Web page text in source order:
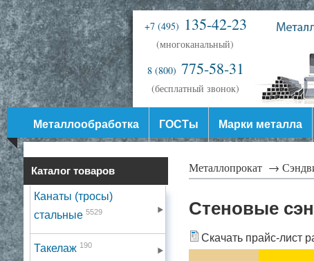
+7 (495) 135-42-23
(многоканальный)
8 (800) 775-58-31
(бесплатный звонок)
Металлообработка ГОСТы Марки металла
Каталог товаров
Канаты (тросы)
стальные 5529
Такелаж 190
Металлопрокат →
Стеновые
Скачать прайс-лист